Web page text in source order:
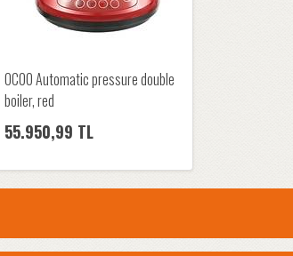
OCOO Automatic pressure double
boiler, red
55.950,99 TL